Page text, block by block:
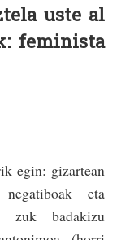
uste al
feminista
egin: gizartean
eta
zuk badakizu